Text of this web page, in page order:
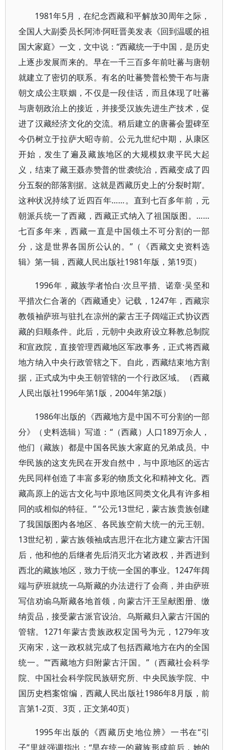
1981年5月，在纪念西藏和平解放30周年之际，
全国人大副委员长阿沛·阿旺晋美发表《回到温暖的祖
国大家庭》一文，文中说：“西藏统一于中国，是历史
上逐步发展而来的。早在一千三百多年前吐蕃与唐朝
就建立了密切的联系。有名的吐蕃赞普松赞干布与唐
朝文成公主联姻，不仅是一段佳话，而且体现了吐蕃
与唐朝政治上的接近，并接受汉族先进生产技术，促
进了汉藏经济文化的交流。稍后建立的唐蕃会盟碑至
今仍树立于拉萨大昭寺前。公元九世纪中期，从康区
开始，发生了遍及藏族地区的大规模奴隶平民大起
义，结束了藏王聂赤赞普的世袭统治，西藏变成了四
分五裂的部落割据。这就是西藏历史上的‘分裂时期’。
这种状况持续了近四百年……。直到七百多年前，元
朝派兵统一了西藏，西藏正式纳入了祖国版图。……
七百多年来，西藏一直是中国领土不可分割的一部
分，这是世界各国所公认的。”（《西藏文史资料选
辑》第一辑，西藏人民出版社1981年版，第19页）
1996年，藏族学者恰白·次旦平措、诺章·吴坚和
平措次仁合著的《西藏通史》记载，1247年，西藏宗
教领袖萨班与驻扎在凉州的蒙古王子阔端正式协议西
藏的归顺条件。此后，元朝中央政府设立释教总制院
和宣政院，直接管理西藏地区军政事务，正式将西藏
地方纳入中央行政管辖之下。自此，西藏结束地方割
据，正式成为中央王朝管辖的一个行政区域。（西藏
人民出版社1996年第1版，2004年第2版）
1986年出版的《西藏地方是中国不可分割的一部
分》（史料选辑）写道：“（西藏）人口189万余人，
他们（藏族）都是中国各民族大家庭的兄弟成员。中
华民族的这支先民在开发自然中，与中原地区的远古
先民同样创造了丰富多彩的物质文化和精神文化。西
藏高原上的远古文化与中原地区同类文化具有许多相
同的或相似的特征。” “公元13世纪，蒙古族贵族创建
了我国版图内各地区、各民族空前大统一的元王朝。
13世纪初，蒙古族领袖成吉思汗在北方建立蒙古汗国
后，他和他的后继者先后消灭北方诸政权，并西进到
西北的藏族地区，致力于统一全国的事业。1247年阔
端与萨班就统一乌斯藏的办法进行了会商，并由萨班
写信劝谕乌斯藏各地首领，向蒙古汗王呈献图册、缴
纳贡品，接受蒙古派官设治。乌斯藏归入蒙古汗国的
管辖。1271年蒙古贵族政权定国号为元，1279年攻
灭南宋，这一政权就完成了包括西藏地方在内的全国
统一。”“西藏地方归附蒙古汗国。”（西藏社会科学
院、中国社会科学院民族研究所、中央民族学院、中
国历史档案馆编，西藏人民出版社1986年8月版，前
言第1-2页、3页，正文第40页）
1995年出版的《西藏历史地位辨》一书在“引
子”里就强调指出：“早在统一的藏族形成前后，她的